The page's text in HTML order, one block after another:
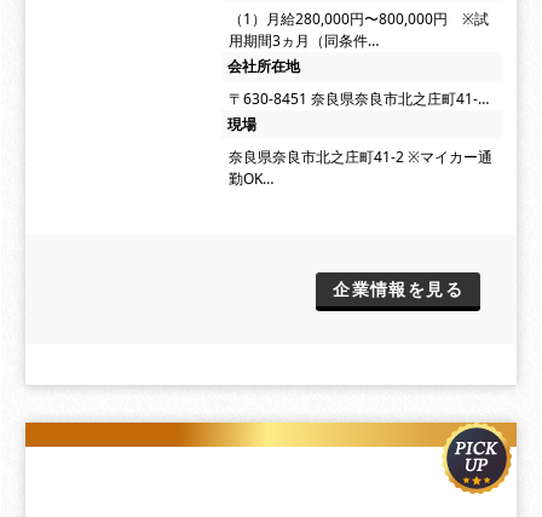
（1）月給280,000円〜800,000円 ※試
用期間3ヵ月（同条件…
会社所在地
〒630-8451 奈良県奈良市北之庄町41-…
現場
奈良県奈良市北之庄町41-2 ※マイカー通
勤OK…
企業情報を見る